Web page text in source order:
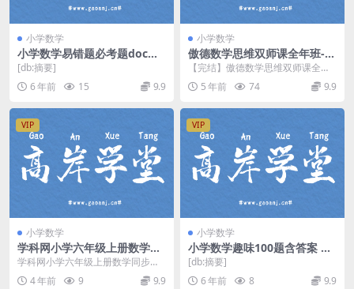
小学数学
小学数学易错题必考题doc文
档 百度网盘
[db:摘要]
6 年前
15 9.9
小学数学
​傲德数学思维双师课全年班-5
年级（19.77G高清视频百度
云）
【完结】傲德数学思维双师课全年
班/5年级/├──01.暑假| ├──第1期
第1讲...
5 年前 74 9.9
VIP
小学数学
学科网小学六年级上册数学同
步课人教新课标（934M高清
视频）百度网盘分享
学科网小学六年级上册数学同步课
人教新课标，百度网盘小学数学课
程934M高清视频。...
4 年前 9 9.9
VIP
小学数学
小学数学趣味100题含答案 百
度网盘
[db:摘要]
6 年前
8 9.9